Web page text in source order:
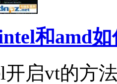
和amd
开启vt的方